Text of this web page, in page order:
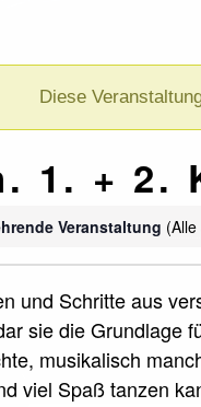
Diese
1. + 2.
Veranstaltung
und Schritte aus
sie die
musikalisch
viel Spaß tanzen